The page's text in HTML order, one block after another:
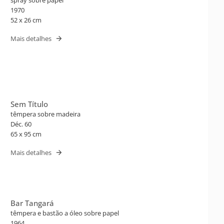
1970
52 x 26 cm
Mais detalhes
Sem Título
têmpera sobre madeira
Déc. 60
65 x 95 cm
Mais detalhes
Bar Tangará
têmpera e bastão a óleo sobre papel